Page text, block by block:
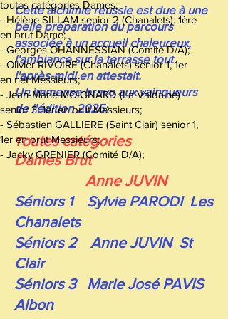
Cette alchimie réussie est due à une
belle préparation du parcours
associée à un accueil chaleureux,
l'ambiance sur la terrasse tout
l'après-midi en attestait.
Un immense bravo aux vainqueurs
de l'édition 2025:
Toutes catégories
Dames Brut
Anne JUVIN
Séniors 1 Sylvie PARODI Les
Chanalets
Séniors 2 Anne JUVIN St
Clair
Séniors 3 Marie José PAVIS
Albon
toutes catégories Dames;
- Hélène SILLAM senior 2 (Chanalets): 1ère
en brut Dame;
- Georges OHANNESSIAN (Comité D/A);
- Olivier RIVOIRE (Chanalets) senior 1, 1er
en net Messieurs;
- Jean-Marie MOIGNARD (La Valdaine)
senior 3: 1er en brut Messieurs;
- Sébastien GALLIERE (Saint Clair) senior 1,
1er en brut Messieurs;
- Jacky GRENIER (Comité D/A);